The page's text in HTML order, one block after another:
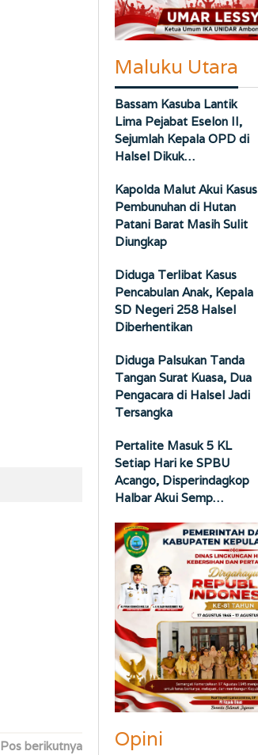
Pos berikutnya
Maluku Utara
Bassam Kasuba Lantik
Lima Pejabat Eselon II,
Sejumlah Kepala OPD di
Halsel Dikuk…
Kapolda Malut Akui Kasus
Pembunuhan di Hutan
Patani Barat Masih Sulit
Diungkap
Diduga Terlibat Kasus
Pencabulan Anak, Kepala
SD Negeri 258 Halsel
Diberhentikan
Diduga Palsukan Tanda
Tangan Surat Kuasa, Dua
Pengacara di Halsel Jadi
Tersangka
Pertalite Masuk 5 KL
Setiap Hari ke SPBU
Acango, Disperindagkop
Halbar Akui Semp…
Opini